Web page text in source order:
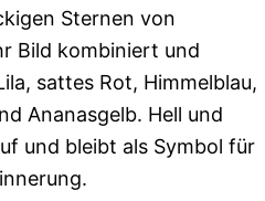
Sternen von
Bild kombiniert und
sattes Rot, Himmelblau,
Ananasgelb. Hell und
und bleibt als Symbol für